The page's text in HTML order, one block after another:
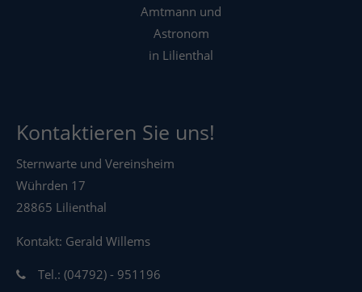
Amtmann und
Astronom
in Lilienthal
Kontaktieren Sie uns!
Sternwarte und Vereinsheim
Wührden 17
28865 Lilienthal
Kontakt: Gerald Willems
Tel.: (04792) - 951196